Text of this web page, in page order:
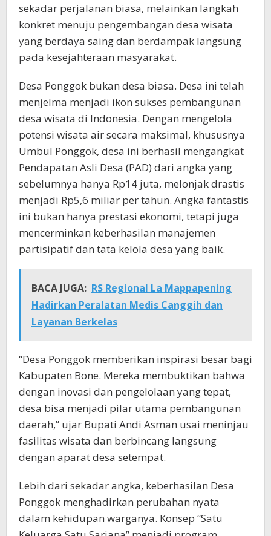
sekadar perjalanan biasa, melainkan langkah
konkret menuju pengembangan desa wisata
yang berdaya saing dan berdampak langsung
pada kesejahteraan masyarakat.
Desa Ponggok bukan desa biasa. Desa ini telah
menjelma menjadi ikon sukses pembangunan
desa wisata di Indonesia. Dengan mengelola
potensi wisata air secara maksimal, khususnya
Umbul Ponggok, desa ini berhasil mengangkat
Pendapatan Asli Desa (PAD) dari angka yang
sebelumnya hanya Rp14 juta, melonjak drastis
menjadi Rp5,6 miliar per tahun. Angka fantastis
ini bukan hanya prestasi ekonomi, tetapi juga
mencerminkan keberhasilan manajemen
partisipatif dan tata kelola desa yang baik.
BACA JUGA: RS Regional La Mappapening
Hadirkan Peralatan Medis Canggih dan
Layanan Berkelas
“Desa Ponggok memberikan inspirasi besar bagi
Kabupaten Bone. Mereka membuktikan bahwa
dengan inovasi dan pengelolaan yang tepat,
desa bisa menjadi pilar utama pembangunan
daerah,” ujar Bupati Andi Asman usai meninjau
fasilitas wisata dan berbincang langsung
dengan aparat desa setempat.
Lebih dari sekadar angka, keberhasilan Desa
Ponggok menghadirkan perubahan nyata
dalam kehidupan warganya. Konsep “Satu